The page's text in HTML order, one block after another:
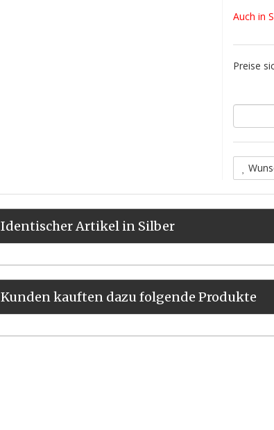
Auch in
Preise
Identischer Artikel in Silber
Kunden kauften dazu folgende Produkte